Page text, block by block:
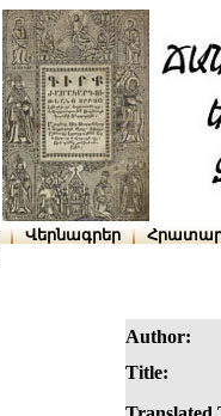
Վերնագրեր
Author:
Title: